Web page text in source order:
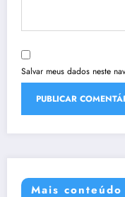
Salvar meus dados neste
Mais conteúdo